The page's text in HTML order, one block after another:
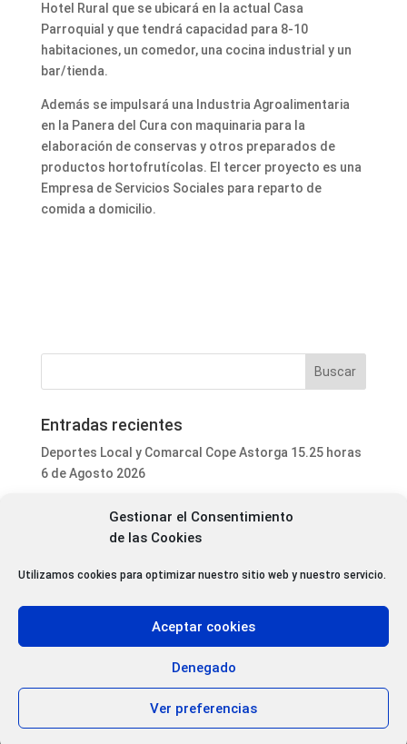
Gestionar el Consentimiento
de las Cookies
Utilizamos cookies para optimizar nuestro sitio web y nuestro servicio.
Aceptar cookies
Denegado
Ver preferencias
Hotel Rural que se ubicará en la actual Casa
Parroquial y que tendrá capacidad para 8-10
habitaciones, un comedor, una cocina industrial y un
bar/tienda.
Además se impulsará una Industria Agroalimentaria
en la Panera del Cura con maquinaria para la
elaboración de conservas y otros preparados de
productos hortofrutícolas. El tercer proyecto es una
Empresa de Servicios Sociales para reparto de
comida a domicilio.
Entradas recientes
Deportes Local y Comarcal Cope Astorga 15.25 horas
6 de Agosto 2026
Luis Fernández Terrón dona 1.020 euros a la
Patrimonio da luz verde a la rehabilitación de varias
cubiertas del Convento Premonstratense de Villoria
de Órbigo